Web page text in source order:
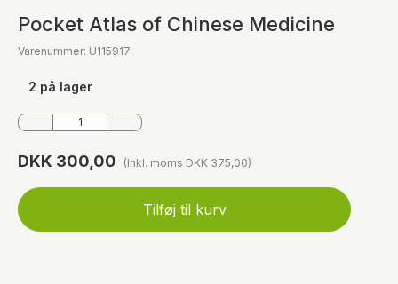
Pocket Atlas of Chinese Medicine
Varenummer: U115917
2 på lager
DKK 300,00 (Inkl. moms DKK 375,00)
Tilføj til kurv